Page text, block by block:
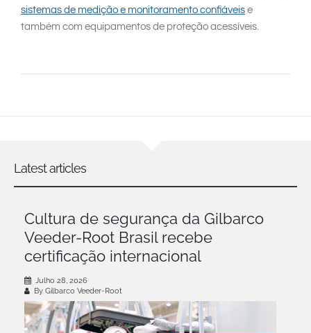
sistemas de medição e monitoramento confiáveis e
também com equipamentos de proteção acessíveis.
Latest articles
Cultura de segurança da Gilbarco
Veeder-Root Brasil recebe
certificação internacional
Julho 28, 2026
By Gilbarco Veeder-Root